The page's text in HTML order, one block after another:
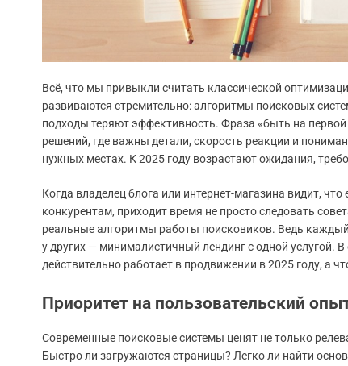
Всё, что мы привыкли считать классической
развиваются стремительно: алгоритмы поисковых
подходы теряют эффективность. Фраза «быть на
решений, где важны детали, скорость реакции и
нужных местах. К 2025 году возрастают ожидания,
Когда владелец блога или интернет-магазина видит,
конкурентам, приходит время не просто следовать
реальные алгоритмы работы поисковиков. Ведь
у других — минималистичный лендинг с одной услугой.
действительно работает в продвижении в 2025 году, а
Приоритет на пользовательский
Современные поисковые системы ценят не только
Быстро ли загружаются страницы? Легко ли найти